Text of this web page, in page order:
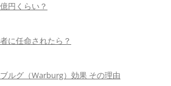
円くらい？
に任命されたら？
ルグ（Warburg）効果 その理由